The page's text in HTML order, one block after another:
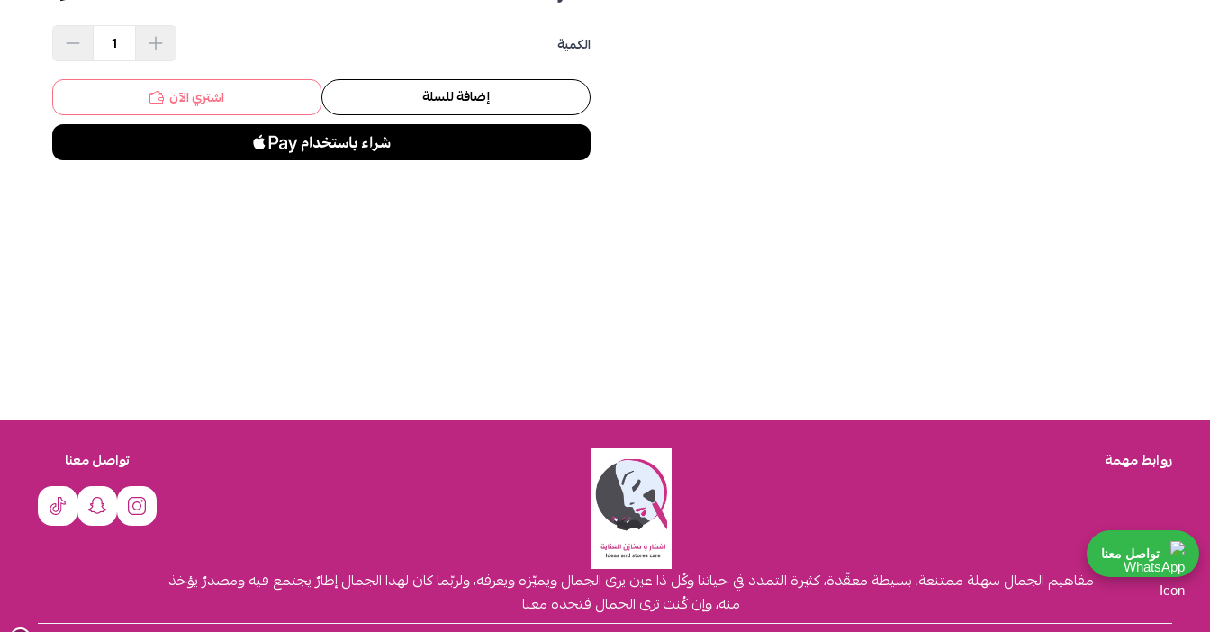
الكمية
إضافة للسلة اشتري الآن
روابط مهمة
مفاهيم الجمال سهلة ممتنعة، بسيطة معقّدة، كثيرة التمدد في حياتنا وكُل ذا عين يرى الجمال ويميّزه ويعرفه، ولربّما كان لهذا الجمال إطارٌ يجتمع فيه ومصدرٌ يؤخذ
منه، وإن كُنت ترى الجمال فتجده معنا
تواصل معنا
تواصل معنا